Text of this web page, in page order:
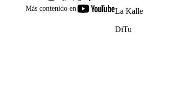
Más contenido en
youtube-
La Kalle
DiTu